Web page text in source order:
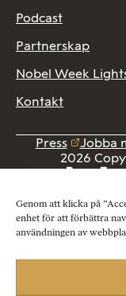
Genom att klicka på
enhet för att förbättra
användningen av
Podcast
Partnerskap
Nobel Week
Kontakt
Press Jobba
2026